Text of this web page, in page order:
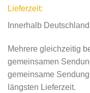
Lieferzeit:
Innerhalb
Mehrere gleichzeitig
gemeinsamen
gemeinsame
längsten Lieferzeit.